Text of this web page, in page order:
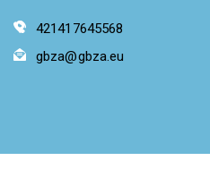
421417645568
gbza@gbza.eu